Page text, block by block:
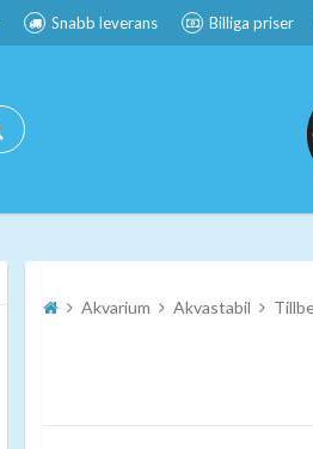
Snabb leverans Billiga priser
Akvarium Akvastabil